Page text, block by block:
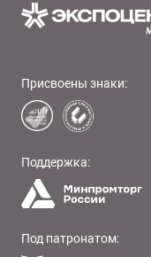
Присвоены знаки:
Поддержка:
Под патронатом: